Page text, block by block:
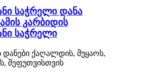
საჭრელი დანა
კარბიდის
საჭრელი